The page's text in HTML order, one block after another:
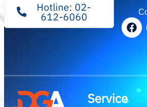
Hotline: 02-
612-6060
Service